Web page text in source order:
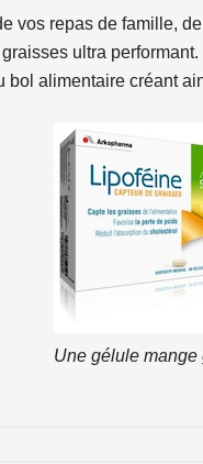
repas de famille,
ultra performant.
alimentaire créant
Une gélule mange